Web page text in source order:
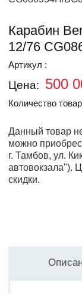
Карабин
12/76
Артикул :
Цена: 500
Количество
Данный товар
можно
г. Тамбов, ул.
автовокзала").
скидки.